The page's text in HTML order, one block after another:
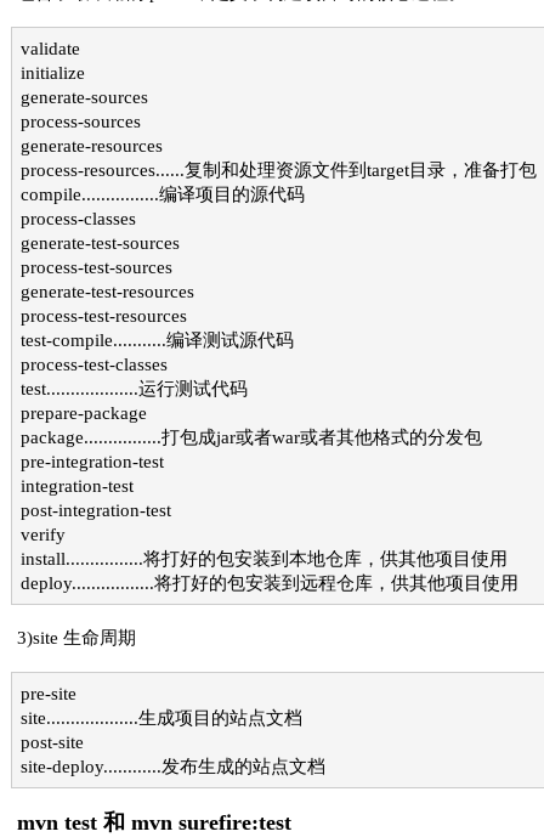
validate
initialize
generate-sources
process-sources
generate-resources
process-resources......复制和处理资源文件到target目录，准备打包
compile................编译项目的源代码
process-classes
generate-test-sources
process-test-sources
generate-test-resources
process-test-resources
test-compile...........编译测试源代码
process-test-classes
test...................运行测试代码
prepare-package
package................打包成jar或者war或者其他格式的分发包
pre-integration-test
integration-test
post-integration-test
verify
install................将打好的包安装到本地仓库，供其他项目使用
deploy.................将打好的包安装到远程仓库，供其他项目使用
3)site 生命周期
pre-site
site...................生成项目的站点文档
post-site
site-deploy............发布生成的站点文档
mvn test 和 mvn surefire:test